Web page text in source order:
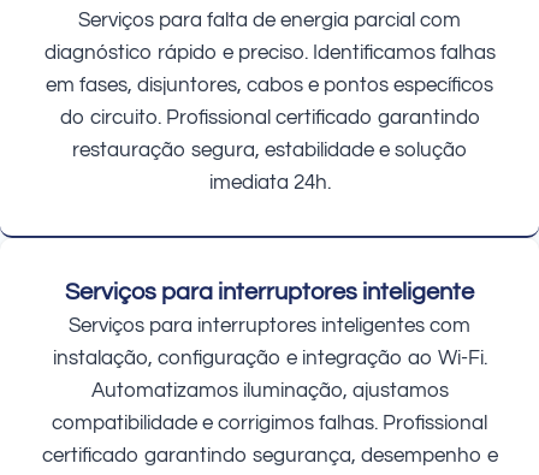
Serviços para falta de energia parcial com
diagnóstico rápido e preciso. Identificamos falhas
em fases, disjuntores, cabos e pontos específicos
do circuito. Profissional certificado garantindo
restauração segura, estabilidade e solução
imediata 24h.
Serviços para interruptores inteligente
Serviços para interruptores inteligentes com
instalação, configuração e integração ao Wi-Fi.
Automatizamos iluminação, ajustamos
compatibilidade e corrigimos falhas. Profissional
certificado garantindo segurança, desempenho e